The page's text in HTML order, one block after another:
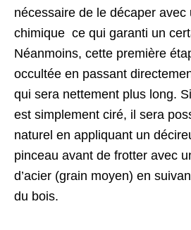
nécessaire de le décaper avec
chimique ce qui garanti un
Néanmoins, cette première
occultée en passant
qui sera nettement plus long.
est simplement ciré, il sera
naturel en appliquant un
pinceau avant de frotter avec
d’acier (grain moyen) en
du bois.